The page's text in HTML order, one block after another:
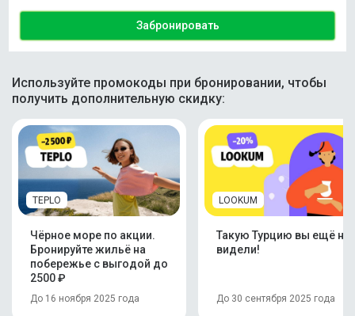
Забронировать
Используйте промокоды при бронировании, чтобы
получить дополнительную скидку:
TEPLO
Чёрное море по акции.
Бронируйте жильё на
побережье с выгодой до
2500 ₽
До 16 ноября 2025 года
LOOKUM
Такую Турцию вы ещё не
видели!
До 30 сентября 2025 года